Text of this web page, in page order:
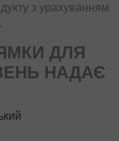
з урахуванням
ДЛЯ
НАДАЄ